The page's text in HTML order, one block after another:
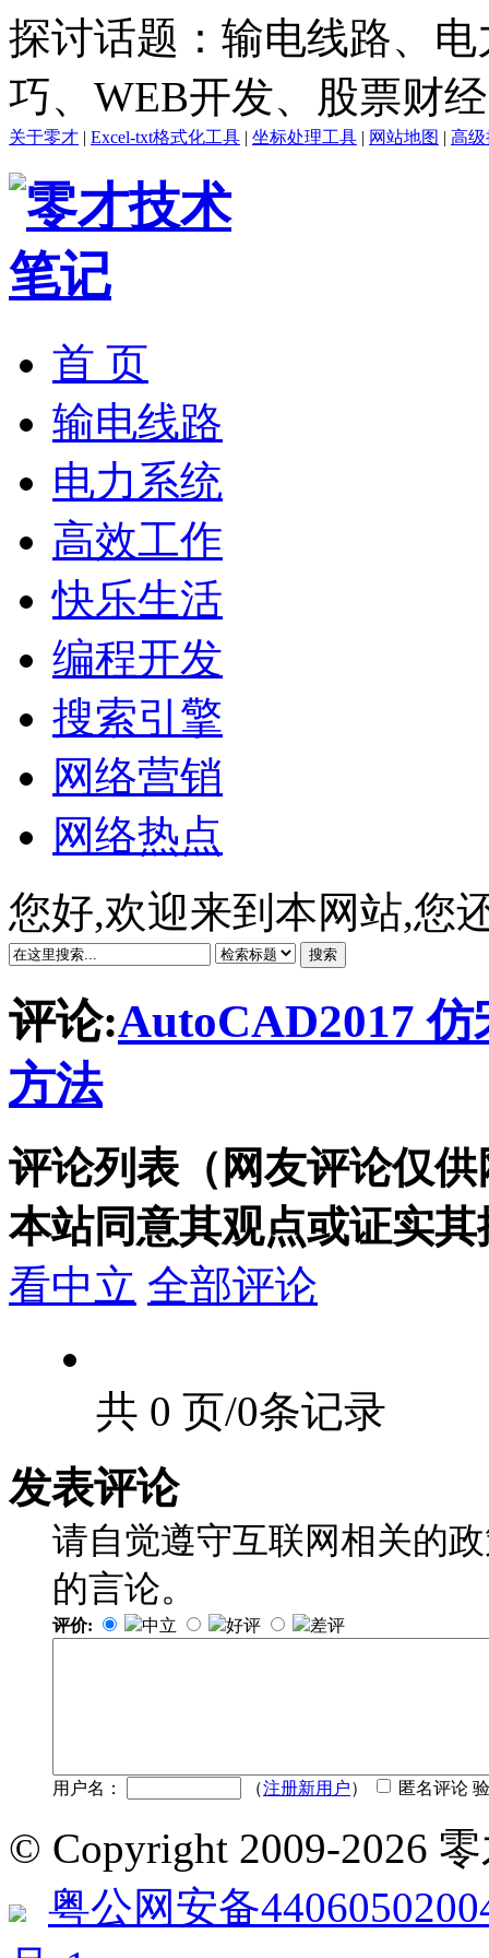
探讨话题：输电线路、
巧、WEB开发、股票财
关于零才 | Excel-txt格式化工具 | 坐标处理工具 | 网站地图 | 高
首 页
输电线路
电力系统
高效工作
快乐生活
编程开发
搜索引擎
网络营销
网络热点
您好,欢迎来到本网站,您
搜索
评论:AutoCAD2017
方法
评论列表（网友评论仅
本站同意其观点或证实其
看中立 全部评论
共 0 页/0条记录
发表评论
请自觉遵守互联网相关的
的言论。
评价: 中立 好评 差评
用户名： （注册新用户） 匿名评论
© Copyright 2009-2026
粤公网安备